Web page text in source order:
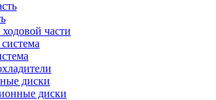
части
диски
диски